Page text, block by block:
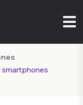
smartphones